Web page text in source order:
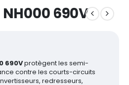
NH000 690V
690Vprotègent les semi-
contre les courts-circuits
redresseurs,